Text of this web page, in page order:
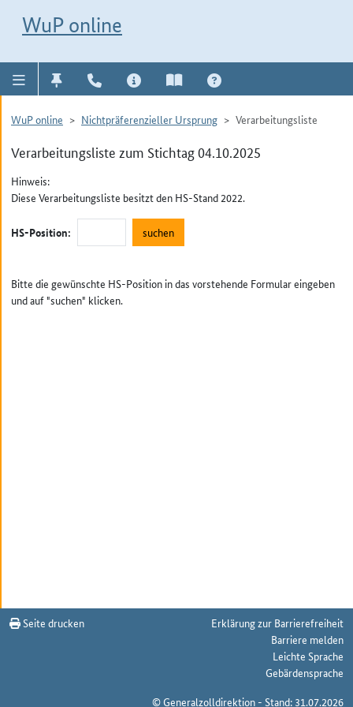
WuP online
WuP online Nichtpräferenzieller Ursprung Verarbeitungsliste
Verarbeitungsliste zum Stichtag 04.10.2025
Hinweis:
Diese Verarbeitungsliste besitzt den HS-Stand 2022.
HS-Position:
Bitte die gewünschte HS-Position in das vorstehende Formular eingeben
und auf "suchen" klicken.
Seite drucken
Erklärung zur Barrierefreiheit
Barriere melden
Leichte Sprache
Gebärdensprache
© Generalzolldirektion - Stand: 31.07.2026